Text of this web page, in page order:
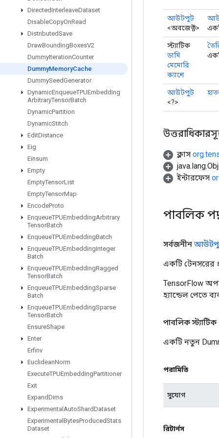
DirectedInterleaveDataset
DisableCopyOnRead
DistributedSave
DrawBoundingBoxesV2
DummyIterationCounter
DummyMemoryCache
DummySeedGenerator
DynamicEnqueueTPUEmbedding
ArbitraryTensorBatch
DynamicPartition
DynamicStitch
EditDistance
Eig
Einsum
Empty
EmptyTensorList
EmptyTensorMap
EncodeProto
EnqueueTPUEmbeddingArbitrary
TensorBatch
EnqueueTPUEmbeddingBatch
EnqueueTPUEmbeddingInteger
Batch
EnqueueTPUEmbeddingRagged
TensorBatch
EnqueueTPUEmbeddingSparse
Batch
EnqueueTPUEmbeddingSparse
TensorBatch
EnsureShape
Enter
Erfinv
EuclideanNorm
ExecuteTPUEmbeddingPartitioner
Exit
ExpandDims
Experimental AutoShardDataset
Experimental BytesProducedStats
Dataset
আউটপুট
<অবজেক্ট>
স্ট্যাটিক
ডামি
মেমোরি
ক্যাশে
আউটপুট
<?>
ক্লাস
ইন্টারফেস
পাবলিক
সর্বজনীন
একটি টেনসরের
TensorFlow
হ্যান্ডেল পেতে
পাবলিক স্ট্যাটিক
একটি নতুন
পরামিতি
সুযোগ
রিটার্নস